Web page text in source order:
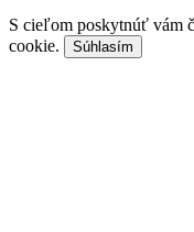
S cieľom poskytnúť vám
cookie.
Súhlasím